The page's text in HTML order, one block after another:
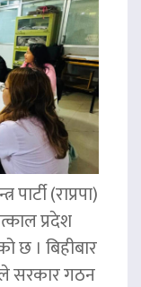
पार्टी (राप्रपा)
प्रदेश
छ । बिहीबार
सरकार गठन